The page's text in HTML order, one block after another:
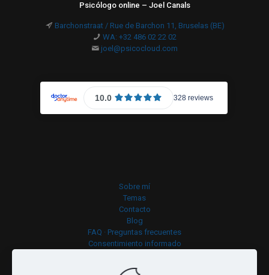
Psicólogo online – Joel Canals
Barchonstraat / Rue de Barchon 11, Bruselas (BE)
WA: +32 486 02 22 02
joel@psicocloud.com
Sobre mí
Temas
Contacto
Blog
FAQ · Preguntas frecuentes
Consentimiento informado